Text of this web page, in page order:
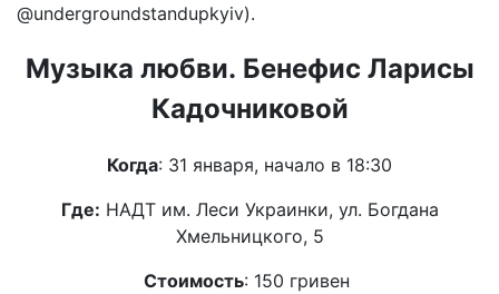
@undergroundstandupkyiv).
Музыка любви. Бенефис Ларисы
Кадочниковой
Когда: 31 января, начало в 18:30
Где: НАДТ им. Леси Украинки, ул. Богдана
Хмельницкого, 5
Стоимость: 150 гривен